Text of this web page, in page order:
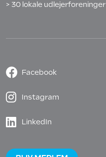
> 30 lokale udlejerforeninger
Facebook
Instagram
LinkedIn